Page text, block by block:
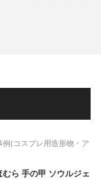
例(コスプレ用造形物・ア
ら 手の甲 ソウルジェ